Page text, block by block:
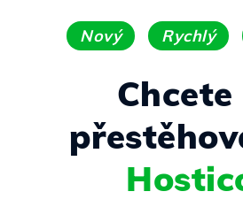
Nový Rychlý
Chcete